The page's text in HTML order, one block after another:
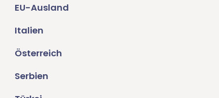
EU-Ausland
Italien
Österreich
Serbien